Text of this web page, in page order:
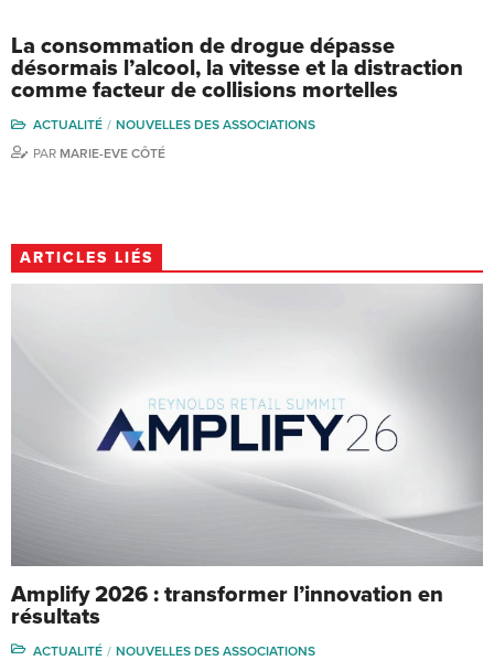
La consommation de drogue dépasse
désormais l’alcool, la vitesse et la distraction
comme facteur de collisions mortelles
ACTUALITÉ
NOUVELLES DES ASSOCIATIONS
PAR MARIE-EVE CÔTÉ
ARTICLES LIÉS
Amplify 2026 : transformer l’innovation en
résultats
ACTUALITÉ NOUVELLES DES ASSOCIATIONS